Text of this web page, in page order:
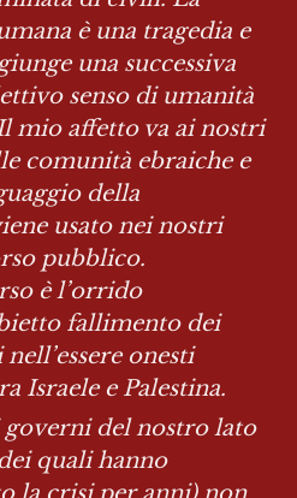
è una tragedia e
una successiva
senso di umanità
mio affetto va ai nostri
comunità ebraiche e
della
usato nei nostri
pubblico.
è l’orrido
fallimento dei
onesti
Israele e Palestina.
governi del nostro lato
quali hanno
la crisi per anni) non